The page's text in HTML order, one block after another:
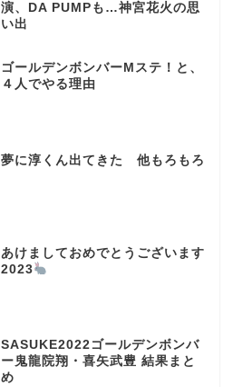
演、DA PUMPも…神宮花火の思
い出
ゴールデンボンバーMステ！と、
４人でやる理由
夢に淳くん出てきた 他もろもろ
あけましておめでとうございます
2023
SASUKE2022ゴールデンボンバ
ー鬼龍院翔・喜矢武豊 結果まと
め